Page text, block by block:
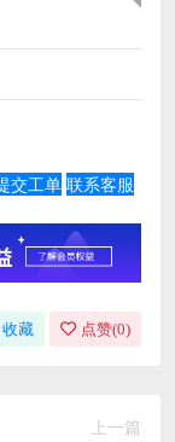
交工单 联系客服
收藏 点赞(0)
上一篇